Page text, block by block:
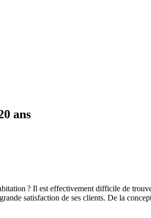
ans
? Il est effectivement difficile de
satisfaction de ses clients. De la